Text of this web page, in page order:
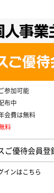
参加可能
布中
会費は無料
料
ご優待会員登
インはこちら